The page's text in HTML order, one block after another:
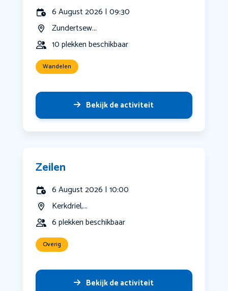
6 August 2026 | 09:30
Zundertsew...
10 plekken beschikbaar
Wandelen
Bekijk de activiteit
Zeilen
6 August 2026 | 10:00
Kerkdriel,...
6 plekken beschikbaar
Overig
Bekijk de activiteit